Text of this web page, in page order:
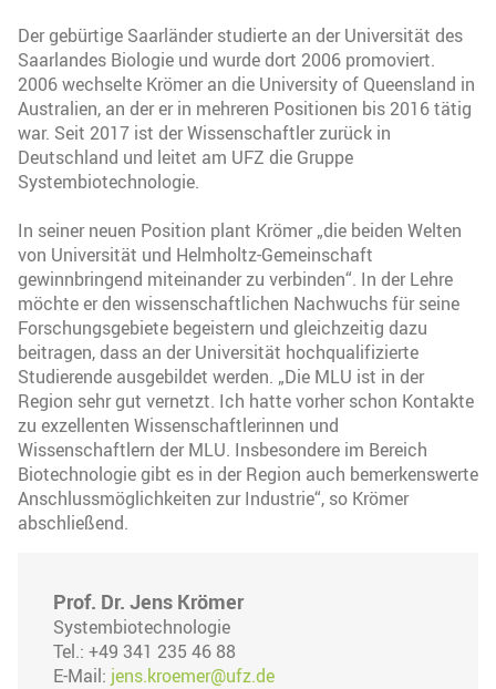
Der gebürtige Saarländer studierte an der Universität des
Saarlandes Biologie und wurde dort 2006 promoviert.
2006 wechselte Krömer an die University of Queensland in
Australien, an der er in mehreren Positionen bis 2016 tätig
war. Seit 2017 ist der Wissenschaftler zurück in
Deutschland und leitet am UFZ die Gruppe
Systembiotechnologie.
In seiner neuen Position plant Krömer „die beiden Welten
von Universität und Helmholtz-Gemeinschaft
gewinnbringend miteinander zu verbinden“. In der Lehre
möchte er den wissenschaftlichen Nachwuchs für seine
Forschungsgebiete begeistern und gleichzeitig dazu
beitragen, dass an der Universität hochqualifizierte
Studierende ausgebildet werden. „Die MLU ist in der
Region sehr gut vernetzt. Ich hatte vorher schon Kontakte
zu exzellenten Wissenschaftlerinnen und
Wissenschaftlern der MLU. Insbesondere im Bereich
Biotechnologie gibt es in der Region auch bemerkenswerte
Anschlussmöglichkeiten zur Industrie“, so Krömer
abschließend.
Prof. Dr. Jens Krömer
Systembiotechnologie
Tel.: +49 341 235 46 88
E-Mail: jens.kroemer@ufz.de